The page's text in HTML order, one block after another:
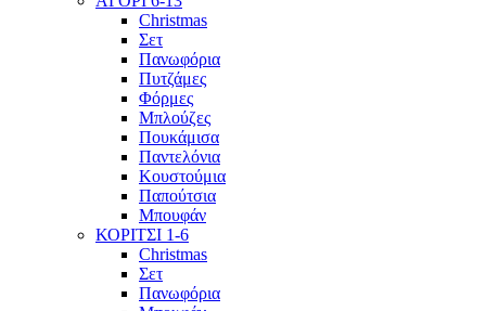
Christmas
Σετ
Πανωφόρια
Πυτζάμες
Φόρμες
Μπλούζες
Πουκάμισα
Παντελόνια
Κουστούμια
Παπούτσια
Μπουφάν
ΚΟΡΙΤΣΙ 1-6
Christmas
Σετ
Πανωφόρια